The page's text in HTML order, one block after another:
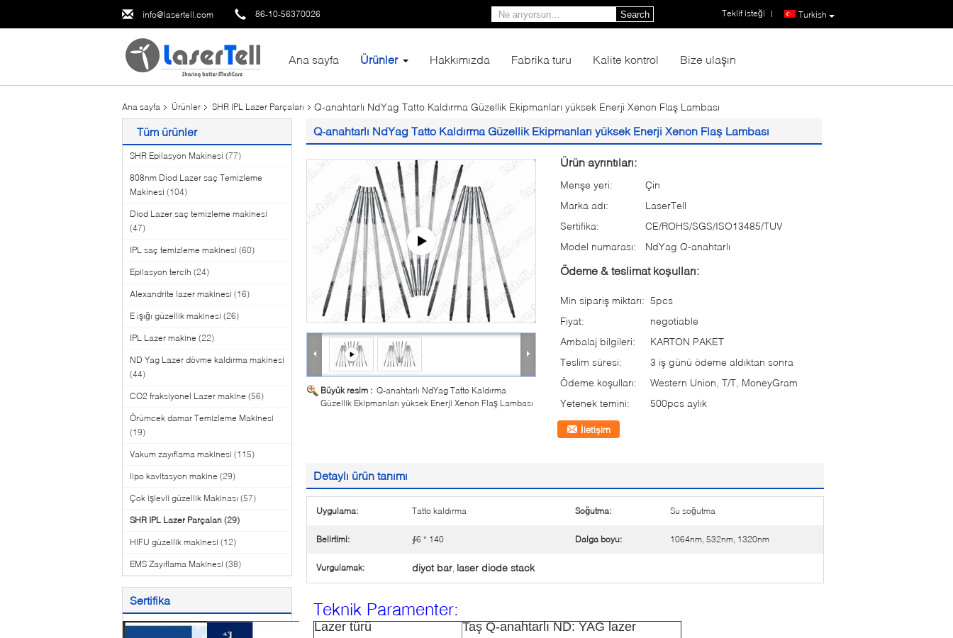
info@lasertell.com 86-10-56370026 Turkish
Teklif isteği |
Search
Ana sayfa Ürünler Hakkımızda Fabrika turu Kalite kontrol Bize ulaşın
Ana sayfa Ürünler SHR IPL Lazer Parçaları Q-anahtarlı NdYag Tatto Kaldırma Güzellik Ekipmanları yüksek Enerji Xenon Flaş Lambası
Tüm ürünler
SHR Epilasyon Makinesi (77)
808nm Diod Lazer saç Temizleme
Makinesi (104)
Diod Lazer saç temizleme makinesi
(47)
IPL saç temizleme makinesi (60)
Epilasyon tercih (24)
Alexandrite lazer makinesi (16)
E ışığı güzellik makinesi (26)
IPL Lazer makine (22)
ND Yag Lazer dövme kaldırma makinesi
(44)
CO2 fraksiyonel Lazer makine (56)
Örümcek damar Temizleme Makinesi
(19)
Vakum zayıflama makinesi (115)
lipo kavitasyon makine (29)
Çok işlevli güzellik Makinası (57)
SHR IPL Lazer Parçaları (29)
HIFU güzellik makinesi (12)
EMS Zayıflama Makinesi (38)
Sertifika
Q-anahtarlı NdYag Tatto Kaldırma Güzellik Ekipmanları yüksek Enerji Xenon Flaş Lambası
Büyük resim : Q-anahtarlı NdYag Tatto Kaldırma
Güzellik Ekipmanları yüksek Enerji Xenon Flaş Lambası
Ürün ayrıntıları:
Menşe yeri:
Çin
Marka adı:
LaserTell
Sertifika:
CE/ROHS/SGS/ISO13485/TUV
Model numarası:
NdYag Q-anahtarlı
Ödeme & teslimat koşulları:
Min sipariş miktarı: 5pcs
Fiyat:
negotiable
Ambalaj bilgileri:
KARTON PAKET
Teslim süresi:
3 iş günü ödeme aldıktan sonra
Ödeme koşulları:
Western Union, T/T, MoneyGram
Yetenek temini:
500pcs aylık
İletişim
Detaylı ürün tanımı
Uygulama: Tatto kaldırma Soğutma: Su soğutma
Belirtimi: ∮6 * 140 Dalga boyu: 1064nm, 532nm, 1320nm
Vurgulamak: diyot bar, laser diode stack
Teknik Paramenter:
Lazer türü
Taş Q-anahtarlı ND: YAG lazer